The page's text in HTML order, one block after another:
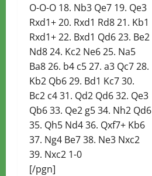
O-O-O 18. Nb3 Qe7 19. Qe3
Rxd1+ 20. Rxd1 Rd8 21. Kb1
Rxd1+ 22. Bxd1 Qd6 23. Be2
Nd8 24. Kc2 Ne6 25. Na5
Ba8 26. b4 c5 27. a3 Qc7 28.
Kb2 Qb6 29. Bd1 Kc7 30.
Bc2 c4 31. Qd2 Qd6 32. Qe3
Qb6 33. Qe2 g5 34. Nh2 Qd6
35. Qh5 Nd4 36. Qxf7+ Kb6
37. Ng4 Be7 38. Ne3 Nxc2
39. Nxc2 1-0
[/pgn]